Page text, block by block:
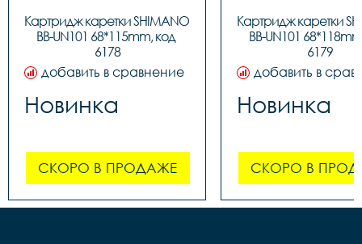
Картридж каретки SHIMANO
BB-UN101 68*115mm, код
6178
добавить в сравнение
Новинка
СКОРО В ПРОДАЖЕ
Картридж каретки
BB-UN101
6179
добавить в
Новинка
СКОРО В